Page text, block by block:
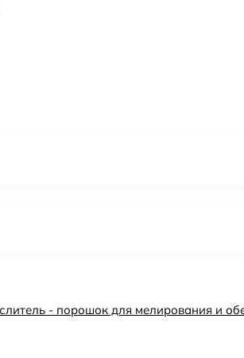
- порошок для мелирования и